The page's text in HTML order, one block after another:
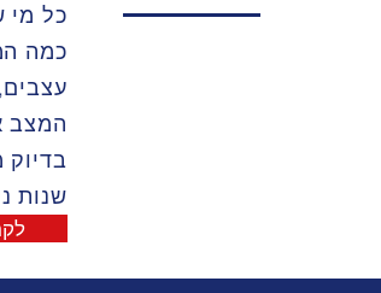
כל מי
כמה
המצב
שנות